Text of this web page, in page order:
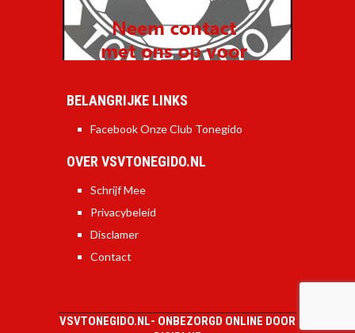
BELANGRIJKE LINKS
Facebook Onze Club Tonegido
OVER VSVTONEGIDO.NL
Schrijf Mee
Privacybeleid
Disclamer
Contact
VSVTONEGIDO.NL- ONBEZORGD ONLINE DOOR